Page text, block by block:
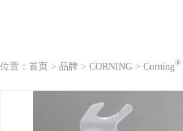
位置： 首页 > 品牌 > CORNING > Corning®